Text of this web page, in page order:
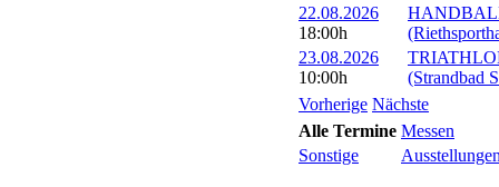
22.08.2026
18:00h
23.08.2026
10:00h
(Strandbad
Vorherige Nächste
Alle Termine Messen
Sonstige